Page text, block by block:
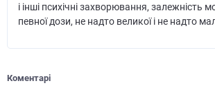
і інші психічні захворювання, залежність
певної дози, не надто великої і не надто
Коментарі